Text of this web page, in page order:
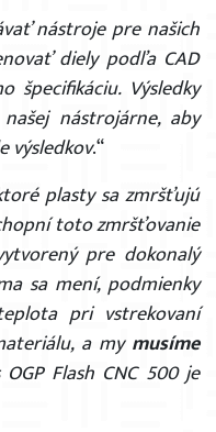
nástroje pre našich
diely podľa CAD
Výsledky
nástrojárne, aby
výsledkov.“
plasty sa zmršťujú
toto zmršťovanie
pre dokonalý
sa mení, podmienky
pri vstrekovaní
a my musíme
Flash CNC 500 je